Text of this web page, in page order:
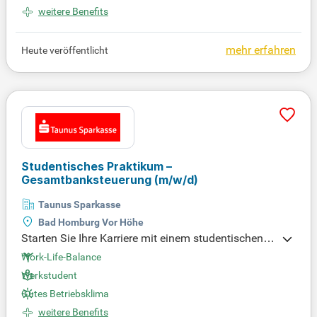
keiten!weitere Benefits
mehr erfahren
Heute veröffentlicht
Studentisches Praktikum –
Gesamtbanksteuerung (m/w/d)
Taunus Sparkasse
Bad Homburg Vor Höhe
Starten Sie Ihre Karriere mit einem studentischen P
raktikum in der Gesamtbanksteuerung bei der Tau
nus Sparkasse in Bad Homburg! Verpassen Sie nic
ht die Chance, praktische Erfahrungen in der Schalt
zentrale der Bank zu sammeln. Sie werden entwed
er im Risiko- und Ergebniscontrolling oder im Rech
Work-Life-Balance
Werkstudent
Gutes Betriebsklima
weitere Benefits